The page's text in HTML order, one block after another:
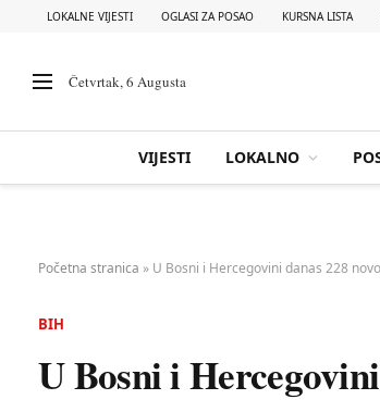
LOKALNE VIJESTI OGLASI ZA POSAO KURSNA LISTA
Četvrtak, 6 Augusta
VIJESTI LOKALNO
Početna stranica » U Bosni i Hercegovini danas 228
BIH
U Bosni i